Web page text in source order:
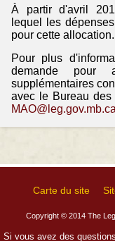
À partir d'avril
lequel les
pour cette allocation.
Pour plus
demande pour
supplémentaires
avec le Bureau
MAO@leg.gov.mb.ca
Carte du site
Copyright © 2014 The
Si vous avez des